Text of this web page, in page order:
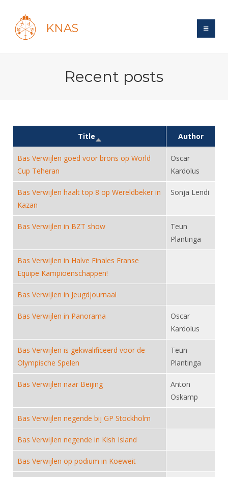
KNAS
Forums
Maandelijks archief
Evenement
Gebruiksvoorwaarden
Handleiding
Tarieven
Reglementen
Ledencijfers
Sponsors en Partners
Commissies
Ereleden
Bondsbureau
Contact
Formulieren
Alle Verenigingen
Recreatiesport
Veteranen
Lichtzwaardschermen
Wedstrijdsport
Inschrijven
Reglementen
Materiaal
Schermpaspoort
Wedstrijdkalender
KNAS Keurmerk
JPT
JEC
Wat is topsport
NK's
DBT
FBT
Talentontwikkeling
Atletencommissie
Internationale Titeltoernooien
Internationale aanmeldingen
Informatie
Voor de jeugd
Spreekbeurtpakket
Ouders en vereniging
Jeugdkampen
Voor coaches en leraren
Nieuws
Opleidingen
Leraar
Voor scheidsrechters
Nieuws
Scheidsrechterslijst
Scheidsrechter Documentatie
Opleidingen
Forums
Forums
Schermforum
Nieuws
Zoek Vereniging
Contact
Recent posts
Title Author
Bas Verwijlen goed voor brons op World
Cup Teheran
Oscar
Kardolus
Bas Verwijlen haalt top 8 op Wereldbeker in
Kazan
Sonja Lendi
Bas Verwijlen in BZT show
Teun
Plantinga
Bas Verwijlen in Halve Finales Franse
Equipe Kampioenschappen!
Bas Verwijlen in Jeugdjournaal
Bas Verwijlen in Panorama
Oscar
Kardolus
Bas Verwijlen is gekwalificeerd voor de
Olympische Spelen
Teun
Plantinga
Bas Verwijlen naar Beijing
Anton
Oskamp
Bas Verwijlen negende bij GP Stockholm
Bas Verwijlen negende in Kish Island
Bas Verwijlen op podium in Koeweit